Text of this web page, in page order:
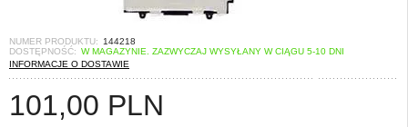
NUMER PRODUKTU:
144218
DOSTĘPNOŚĆ: W MAGAZYNIE. ZAZWYCZAJ WYSYŁANY W CIĄGU 5-10 DNI
INFORMACJE O DOSTAWIE
101,00 PLN